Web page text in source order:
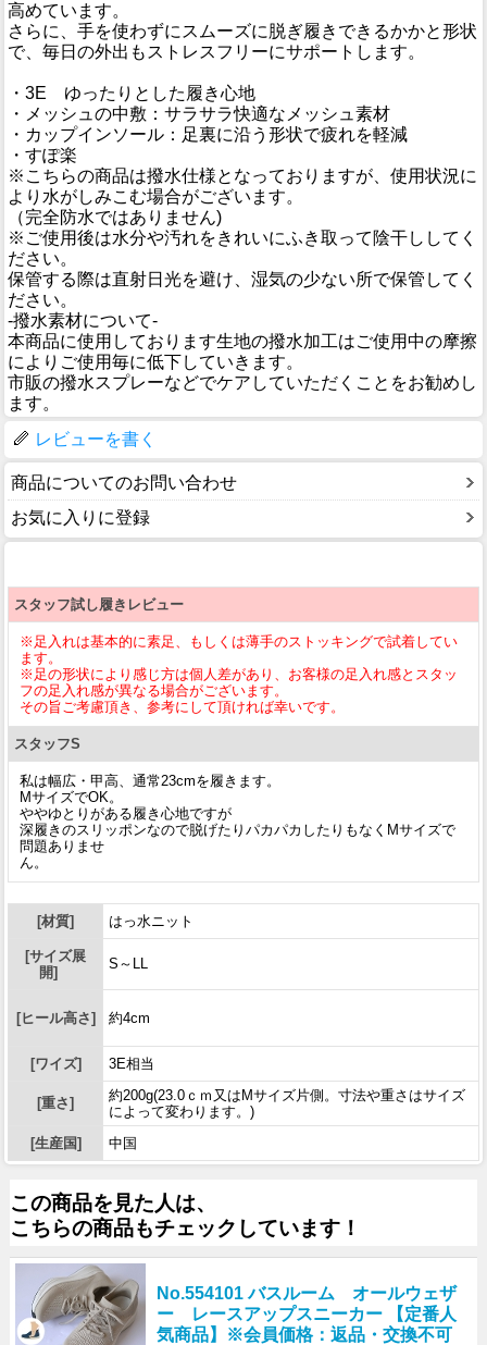
高めています。
さらに、手を使わずにスムーズに脱ぎ履きできるかかと形状
で、毎日の外出もストレスフリーにサポートします。
・3E ゆったりとした履き心地
・メッシュの中敷：サラサラ快適なメッシュ素材
・カップインソール：足裏に沿う形状で疲れを軽減
・すぽ楽
※こちらの商品は撥水仕様となっておりますが、使用状況に
より水がしみこむ場合がございます。
（完全防水ではありません)
※ご使用後は水分や汚れをきれいにふき取って陰干ししてく
ださい。
保管する際は直射日光を避け、湿気の少ない所で保管してく
ださい。
-撥水素材について-
本商品に使用しております生地の撥水加工はご使用中の摩擦
によりご使用毎に低下していきます。
市販の撥水スプレーなどでケアしていただくことをお勧めし
ます。
レビューを書く
商品についてのお問い合わせ
お気に入りに登録
スタッフ試し履きレビュー
※足入れは基本的に素足、もしくは薄手のストッキングで試着してい
ます。
※足の形状により感じ方は個人差があり、お客様の足入れ感とスタッ
フの足入れ感が異なる場合がございます。
その旨ご考慮頂き、参考にして頂ければ幸いです。
スタッフS
私は幅広・甲高、通常23cmを履きます。
MサイズでOK。
ややゆとりがある履き心地ですが
深履きのスリッポンなので脱げたりパカパカしたりもなくMサイズで
問題ありませ
ん。
[材質] はっ水ニット
[サイズ展
開]
S～LL
[ヒール高さ] 約4cm
[ワイズ] 3E相当
[重さ]
約200g(23.0ｃｍ又はMサイズ片側。寸法や重さはサイズ
によって変わります。)
[生産国]
中国
この商品を見た人は、
こちらの商品もチェックしています！
No.554101 バスルーム オールウェザ
ー レースアップスニーカー 【定番人
気商品】※会員価格：返品・交換不可